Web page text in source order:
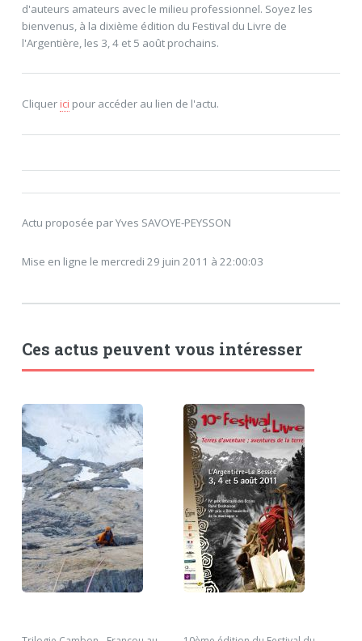
d'auteurs amateurs avec le milieu professionnel. Soyez les
bienvenus, à la dixième édition du Festival du Livre de
l'Argentière, les 3, 4 et 5 août prochains.
Cliquerici pour accéder au lien de l'actu.
Actu proposée par Yves SAVOYE-PEYSSON
Mise en ligne le mercredi 29 juin 2011 à 22:00:03
Ces actus peuvent vous intéresser